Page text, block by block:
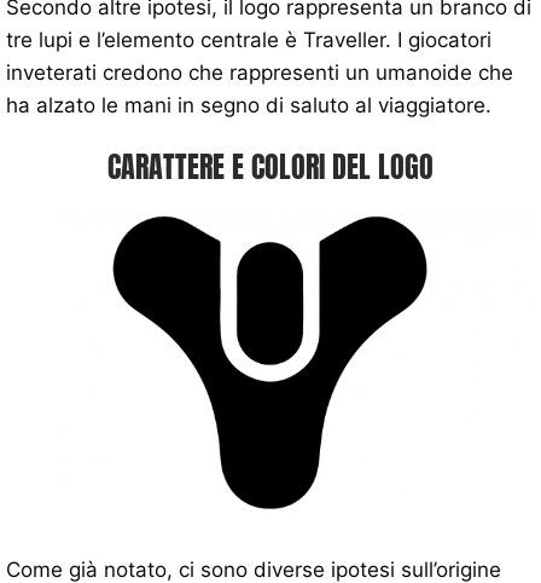
Secondo altre ipotesi, il logo rappresenta un branco di
tre lupi e l’elemento centrale è Traveller. I giocatori
inveterati credono che rappresenti un umanoide che
ha alzato le mani in segno di saluto al viaggiatore.
CARATTERE E COLORI DEL LOGO
Come già notato, ci sono diverse ipotesi sull’origine